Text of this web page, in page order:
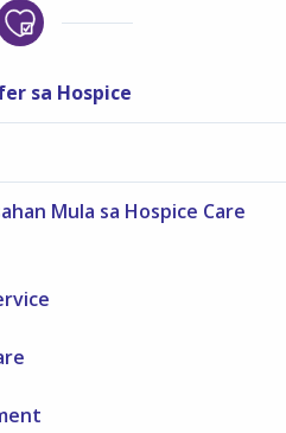
sa Hospice
Mula sa Hospice Care